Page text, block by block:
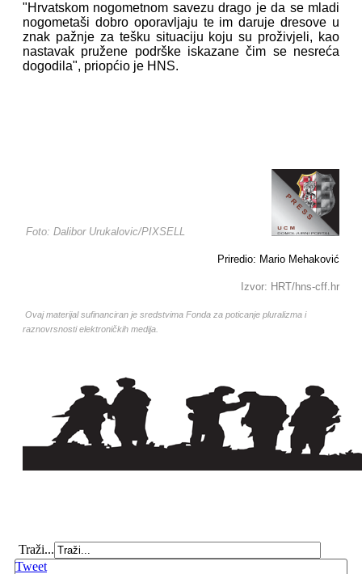
"Hrvatskom nogometnom savezu drago je da se mladi
nogometaši dobro oporavljaju te im daruje dresove u
znak pažnje za tešku situaciju koju su proživjeli, kao
nastavak pružene podrške iskazane čim se nesreća
dogodila", priopćio je HNS.
Foto: Dalibor Urukalovic/PIXSELL
Priredio: Mario Mehaković
Izvor: HRT/hns-cff.hr
Ovaj materijal sufinanciran je sredstvima Fonda za poticanje pluralizma i
raznovrsnosti elektroničkih medija.
Traži...
Tweet